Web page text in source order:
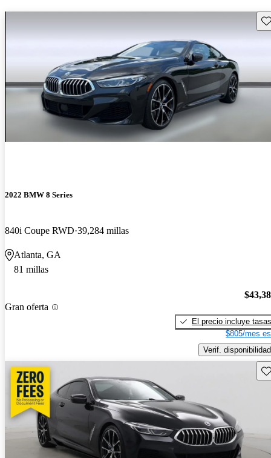
2022 BMW 8 Series
840i Coupe RWD 39,284 millas
Atlanta, GA
81 millas
Gran oferta
El precio incluye tasas
$805/mes
Verif. disponibilidad